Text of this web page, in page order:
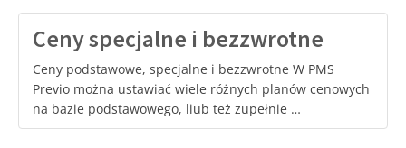
Ceny specjalne i bezzwrotne
Ceny podstawowe, specjalne i bezzwrotne W PMS
Previo można ustawiać wiele różnych planów cenowych
na bazie podstawowego, liub też zupełnie …